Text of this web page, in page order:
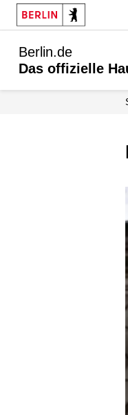
Berlin.de
Das offizielle